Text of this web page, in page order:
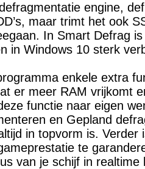
engine,
maar trimt het ook
In Smart Defrag
in Windows 10 sterk
enkele extra
er meer RAM vrijkomt
functie naar eigen
en Gepland
in topvorm is. Verder
te
van je schijf in realtime